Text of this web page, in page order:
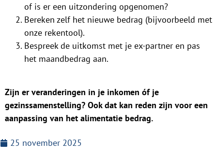
of is er een uitzondering opgenomen?
Bereken zelf het nieuwe bedrag (bijvoorbeeld met
onze rekentool).
Bespreek de uitkomst met je ex-partner en pas
het maandbedrag aan.
Zijn er veranderingen in je inkomen óf je
gezinssamenstelling? Ook dat kan reden zijn voor een
aanpassing van het alimentatie bedrag.
25 november 2025